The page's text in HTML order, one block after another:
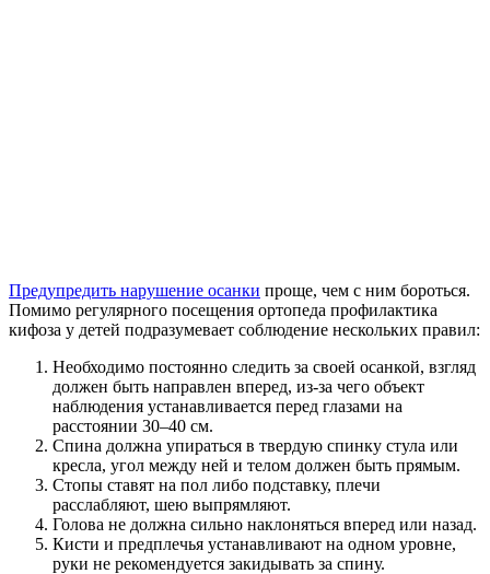
Предупредить нарушение осанки проще, чем с ним бороться.
Помимо регулярного посещения ортопеда профилактика
кифоза у детей подразумевает соблюдение нескольких правил:
Необходимо постоянно следить за своей осанкой, взгляд
должен быть направлен вперед, из-за чего объект
наблюдения устанавливается перед глазами на
расстоянии 30–40 см.
Спина должна упираться в твердую спинку стула или
кресла, угол между ней и телом должен быть прямым.
Стопы ставят на пол либо подставку, плечи
расслабляют, шею выпрямляют.
Голова не должна сильно наклоняться вперед или назад.
Кисти и предплечья устанавливают на одном уровне,
руки не рекомендуется закидывать за спину.